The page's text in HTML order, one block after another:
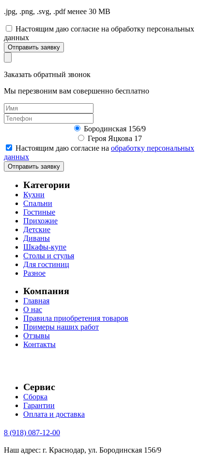
.jpg, .png, .svg, .pdf менее 30 MB
Настоящим даю согласие на обработку персональных
данных
Отправить заявку
Заказать обратный звонок
Мы перезвоним вам совершенно бесплатно
Бородинская 156/9
Героя Яцкова 17
Настоящим даю согласие на обработку персональных
данных
Отправить заявку
Категории
Кухни
Спальни
Гостиные
Прихожие
Детские
Диваны
Шкафы-купе
Столы и стулья
Для гостиниц
Разное
Компания
Главная
О нас
Правила приобретения товаров
Примеры наших работ
Отзывы
Контакты
Сервис
Сборка
Гарантии
Оплата и доставка
8 (918) 087-12-00
Наш адрес: г. Краснодар, ул. Бородинская 156/9